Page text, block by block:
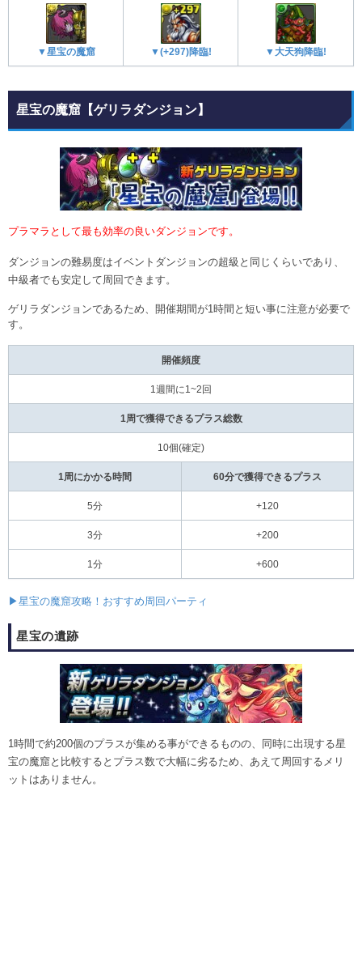
▼星宝の魔窟 ▼(+297)降臨! ▼大天狗降臨!
星宝の魔窟【ゲリラダンジョン】
プラマラとして最も効率の良いダンジョンです。
ダンジョンの難易度はイベントダンジョンの超級と同じくらいであり、
中級者でも安定して周回できます。
ゲリラダンジョンであるため、開催期間が1時間と短い事に注意が必要で
す。
開催頻度
1週間に1~2回
1周で獲得できるプラス総数
10個(確定)
1周にかかる時間 60分で獲得できるプラス
5分 +120
3分 +200
1分 +600
▶星宝の魔窟攻略！おすすめ周回パーティ
星宝の遺跡
1時間で約200個のプラスが集める事ができるものの、同時に出現する星
宝の魔窟と比較するとプラス数で大幅に劣るため、あえて周回するメリ
ットはありません。